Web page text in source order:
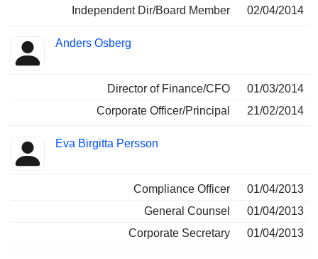
Independent Dir/Board Member
02/04/2014
Anders Osberg
Director of Finance/CFO
01/03/2014
Corporate Officer/Principal
21/02/2014
Eva Birgitta Persson
Compliance Officer
01/04/2013
General Counsel
01/04/2013
Corporate Secretary
01/04/2013